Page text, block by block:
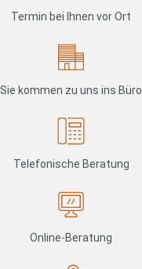
Termin bei Ihnen vor Ort
Sie kommen zu uns ins Büro
Telefonische Beratung
Online-Beratung